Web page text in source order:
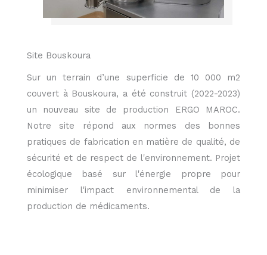
Site Bouskoura
Sur un terrain d’une superficie de 10 000 m2
couvert à Bouskoura, a été construit (2022-2023)
un nouveau site de production ERGO MAROC.
Notre site répond aux normes des bonnes
pratiques de fabrication en matière de qualité, de
sécurité et de respect de l'environnement. Projet
écologique basé sur l'énergie propre pour
minimiser l'impact environnemental de la
production de médicaments.